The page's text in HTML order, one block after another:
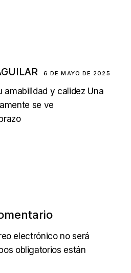
6 DE MAYO DE 2025
amabilidad y calidez Una
se ve
electrónico no será
obligatorios están